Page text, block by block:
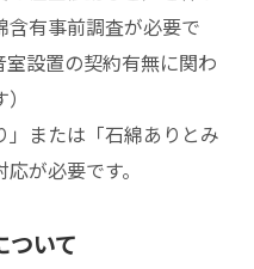
含有事前調査が必要で
設置の契約有無に関わ
」または「石綿ありとみ
が必要です。
ついて